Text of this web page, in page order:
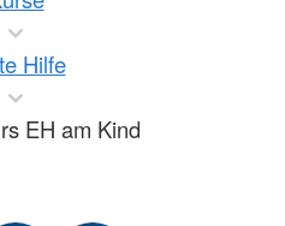
Hilfe
EH am Kind